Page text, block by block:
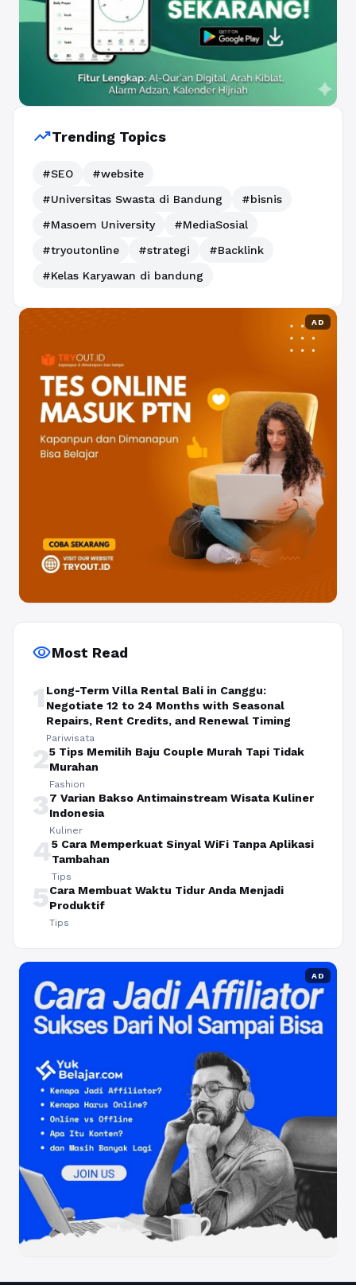
trending_upTrending Topics
#SEO
#website
#Universitas Swasta di Bandung
#bisnis
#Masoem University
#MediaSosial
#tryoutonline
#strategi
#Backlink
#Kelas Karyawan di bandung
AD
visibilityMost Read
1 Long-Term Villa Rental Bali in Canggu:
Negotiate 12 to 24 Months with Seasonal
Repairs, Rent Credits, and Renewal Timing
Pariwisata
25 Tips Memilih Baju Couple Murah Tapi Tidak
Murahan
Fashion
37 Varian Bakso Antimainstream Wisata Kuliner
Indonesia
Kuliner
45 Cara Memperkuat Sinyal WiFi Tanpa Aplikasi
Tambahan
Tips
5Cara Membuat Waktu Tidur Anda Menjadi
Produktif
Tips
AD